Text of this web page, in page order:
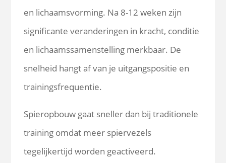
en lichaamsvorming. Na 8-12 weken zijn
significante veranderingen in kracht, conditie
en lichaamssamenstelling merkbaar. De
snelheid hangt af van je uitgangspositie en
trainingsfrequentie.
Spieropbouw gaat sneller dan bij traditionele
training omdat meer spiervezels
tegelijkertijd worden geactiveerd.